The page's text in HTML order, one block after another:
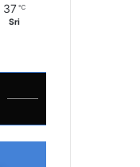
37 ℃
Sri